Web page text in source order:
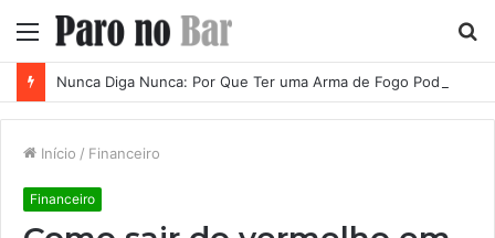
Menu
Início / Financeiro
Financeiro